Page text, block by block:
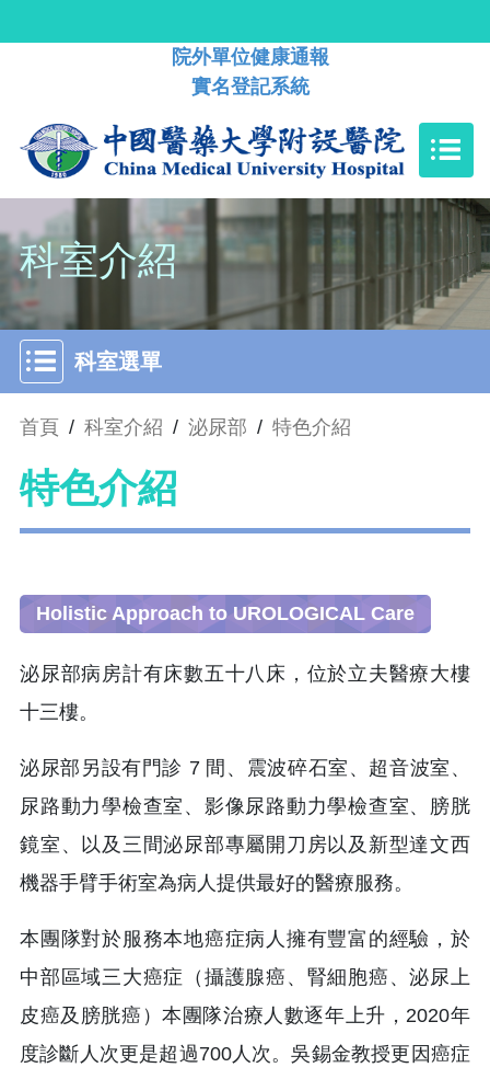
院外單位健康通報
實名登記系統
科室介紹
科室選單
首頁 / 科室介紹 / 泌尿部 / 特色介紹
特色介紹
Holistic Approach to UROLOGICAL Care
泌尿部病房計有床數五十八床，位於立夫醫療大樓
十三樓。
泌尿部另設有門診 7 間、震波碎石室、超音波室、
尿路動力學檢查室、影像尿路動力學檢查室、膀胱
鏡室、以及三間泌尿部專屬開刀房以及新型達文西
機器手臂手術室為病人提供最好的醫療服務。
本團隊對於服務本地癌症病人擁有豐富的經驗，於
中部區域三大癌症（攝護腺癌、腎細胞癌、泌尿上
皮癌及膀胱癌）本團隊治療人數逐年上升，2020年
度診斷人次更是超過700人次。吳錫金教授更因癌症